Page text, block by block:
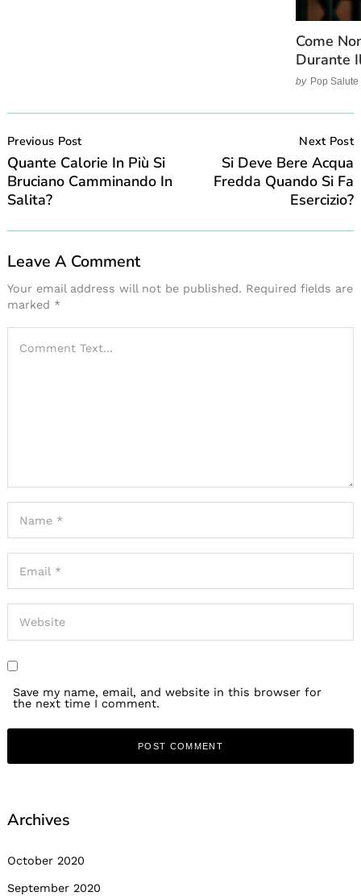
Come
Durante
by Pop Salute
Navigation
Previous Post
Quante Calorie In Più Si
Bruciano Camminando In
Salita?
Next Post
Si Deve Bere Acqua
Fredda Quando Si Fa
Esercizio?
Leave A Comment
Your email address will not be published. Required fields are
marked *
Save my name, email, and website in this browser for
the next time I comment.
Archives
October 2020
September 2020